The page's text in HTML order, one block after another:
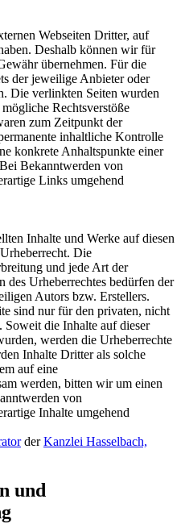
Webseiten Dritter, auf
Deshalb können wir für
übernehmen. Für die
der jeweilige Anbieter oder
Die verlinkten Seiten wurden
Rechtsverstöße
zum Zeitpunkt der
inhaltliche Kontrolle
konkrete Anhaltspunkte einer
Bekanntwerden von
Links umgehend
Inhalte und Werke auf diesen
Die
und jede Art der
des Urheberrechtes bedürfen der
Autors bzw. Erstellers.
sind nur für den privaten, nicht
Soweit die Inhalte auf dieser
werden die Urheberrechte
Inhalte Dritter als solche
auf eine
werden, bitten wir um einen
von
Inhalte umgehend
derKanzlei Hasselbach,
und